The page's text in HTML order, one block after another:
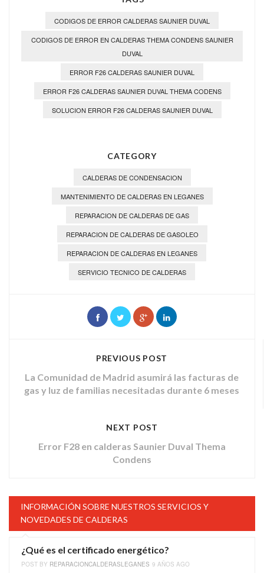
CODIGOS DE ERROR CALDERAS SAUNIER DUVAL
CODIGOS DE ERROR EN CALDERAS THEMA CONDENS SAUNIER
DUVAL
ERROR F26 CALDERAS SAUNIER DUVAL
ERROR F26 CALDERAS SAUNIER DUVAL THEMA CODENS
SOLUCION ERROR F26 CALDERAS SAUNIER DUVAL
CATEGORY
CALDERAS DE CONDENSACION
MANTENIMIENTO DE CALDERAS EN LEGANES
REPARACION DE CALDERAS DE GAS
REPARACION DE CALDERAS DE GASOLEO
REPARACION DE CALDERAS EN LEGANES
SERVICIO TECNICO DE CALDERAS
PREVIOUS POST
La Comunidad de Madrid asumirá las facturas de
gas y luz de familias necesitadas durante 6 meses
NEXT POST
Error F28 en calderas Saunier Duval Thema
Condens
INFORMACIÓN SOBRE NUESTROS SERVICIOS Y
NOVEDADES DE CALDERAS
¿Qué es el certificado energético?
POST BY REPARACIONCALDERASLEGANES 9 AÑOS AGO